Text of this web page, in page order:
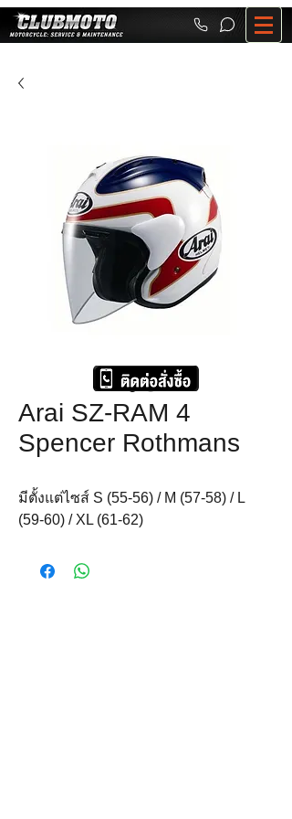
Arai SZ-RAM 4
Spencer Rothmans
มีตั้งแต่ไซส์ S (55-56) / M (57-58) / L
(59-60) / XL (61-62)